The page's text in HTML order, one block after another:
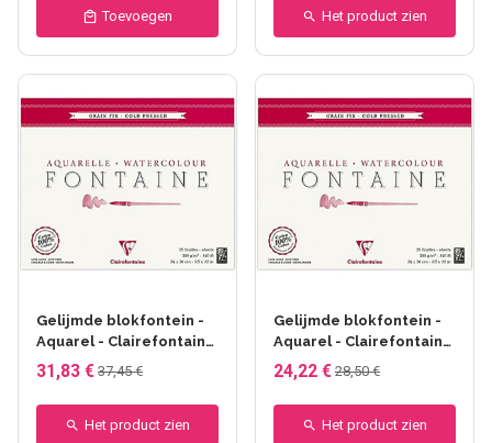
Toevoegen Het product zien
Gelijmde blokfontein -
Aquarel - Clairefontaine
- collé 1 côté - 10F -
31x41cm - Grain fin
31,83 € 37,45 €
Het product zien
Gelijmde blokfontein -
Aquarel - Clairefontaine
- collé 4 côtés - 25F -
18x24cm - Grain fin
24,22 € 28,50 €
Het product zien